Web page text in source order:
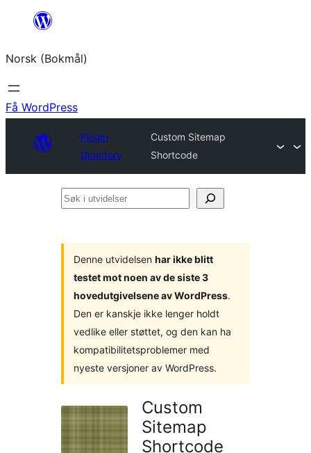
Hopp
innhold
Norsk (Bokmål)
Få WordPress
Plugin
Directory
Custom Sitemap
Shortcode
Søk
Denne utvidelsen har ikke blitt
testet mot noen av de siste 3
hovedutgivelsene av WordPress.
Den er kanskje ikke lenger holdt
vedlike eller støttet, og den kan ha
kompatibilitetsproblemer med
nyeste versjoner av WordPress.
Custom
Sitemap
Shortcode